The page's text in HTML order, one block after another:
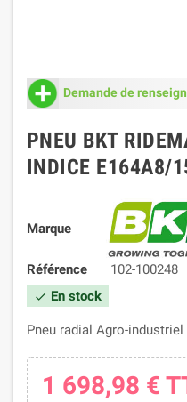
PNEU BKT
INDICE E164A8/
Marque
Référence 102-100248
check En stock
Pneu radial Agro-
1 698,98 €